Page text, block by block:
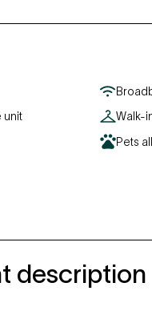
unit
Walk-
Pets
description